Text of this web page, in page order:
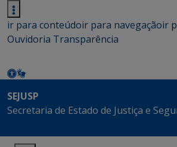
ir para conteúdoir para navegaçãoir
Ouvidoria Transparência
SEJUSP
Secretaria de Estado de Justiça e